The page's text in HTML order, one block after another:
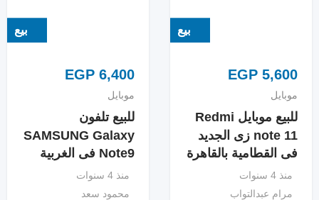
بيع
EGP 5,600
موبايل
للبيع موبايل Redmi
note 11 زى الجديد
فى القطامية بالقاهرة
منذ 4 سنوات
مرام عبدالتواب
بيع
EGP 6,400
موبايل
للبيع تلفون
SAMSUNG Galaxy
Note9 فى الغربية
منذ 4 سنوات
محمود سعد